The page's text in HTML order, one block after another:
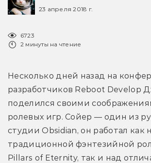
23 апреля 2018 г.
6723
2 минуты на чтение
Несколько дней назад на
разработчиков Reboot Develop
поделился своими
ролевых игр. Сойер — один из
студии Obsidian, он работал как
традиционной фэнтезийной
Pillars of Eternity, так и над